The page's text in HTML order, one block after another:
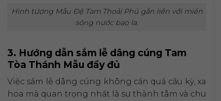
Hình tượng Mẫu Đệ Tam Thoải Phủ gắn liền với miền
sông nước bao la.
3. Hướng dẫn sắm lễ dâng cúng Tam
Tòa Thánh Mẫu đầy đủ
Việc sắm lễ dâng cúng không cần quá cầu kỳ, xa
hoa mà quan trọng nhất là sự thành tâm và chu